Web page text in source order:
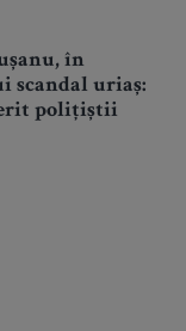
în
scandal uriaș:
polițiștii